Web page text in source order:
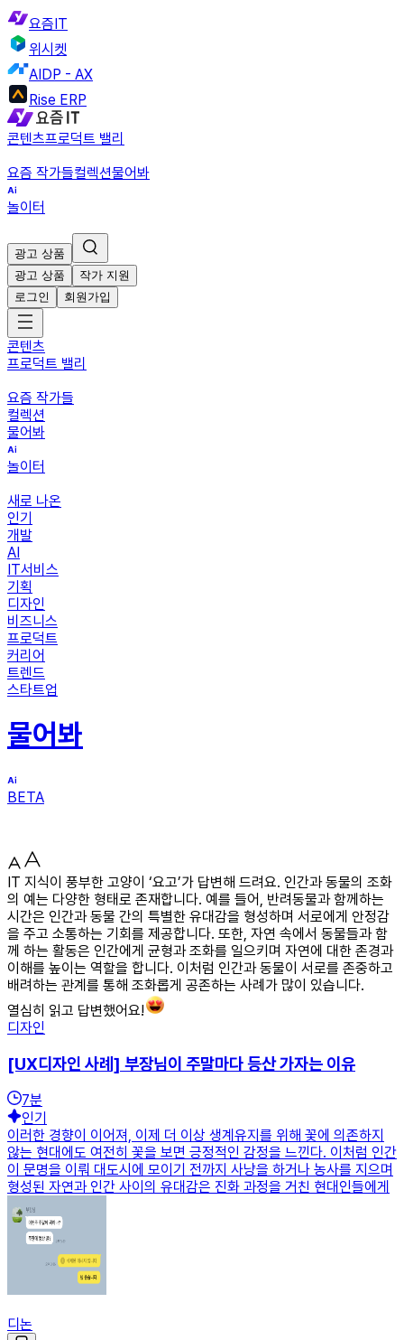
요즘IT
위시켓
AIDP - AX
Rise ERP
콘텐츠프로덕트 밸리
요즘 작가들컬렉션물어봐
놀이터
광고 상품
광고 상품
작가 지원
로그인
회원가입
콘텐츠
프로덕트 밸리
요즘 작가들
컬렉션
물어봐
놀이터
새로 나온
인기
개발
AI
IT서비스
기획
디자인
비즈니스
프로덕트
커리어
트렌드
스타트업
물어봐
BETA
IT 지식이 풍부한 고양이 ‘요고’가 답변해 드려요. 인간과 동물의 조화
의 예는 다양한 형태로 존재합니다. 예를 들어, 반려동물과 함께하는
시간은 인간과 동물 간의 특별한 유대감을 형성하며 서로에게 안정감
을 주고 소통하는 기회를 제공합니다. 또한, 자연 속에서 동물들과 함
께 하는 활동은 인간에게 균형과 조화를 일으키며 자연에 대한 존경과
이해를 높이는 역할을 합니다. 이처럼 인간과 동물이 서로를 존중하고
배려하는 관계를 통해 조화롭게 공존하는 사례가 많이 있습니다.
열심히 읽고 답변했어요!
디자인
[UX디자인 사례] 부장님이 주말마다 등산 가자는 이유
7분
인기
이러한 경향이 이어져, 이제 더 이상 생계유지를 위해 꽃에 의존하지
않는 현대에도 여전히 꽃을 보면 긍정적인 감정을 느낀다. 이처럼 인간
이 문명을 이뤄 대도시에 모이기 전까지 사냥을 하거나 농사를 지으며
형성된 자연과 인간 사이의 유대감은 진화 과정을 거친 현대인들에게
디논